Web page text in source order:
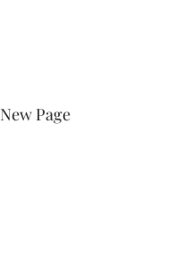
New Page